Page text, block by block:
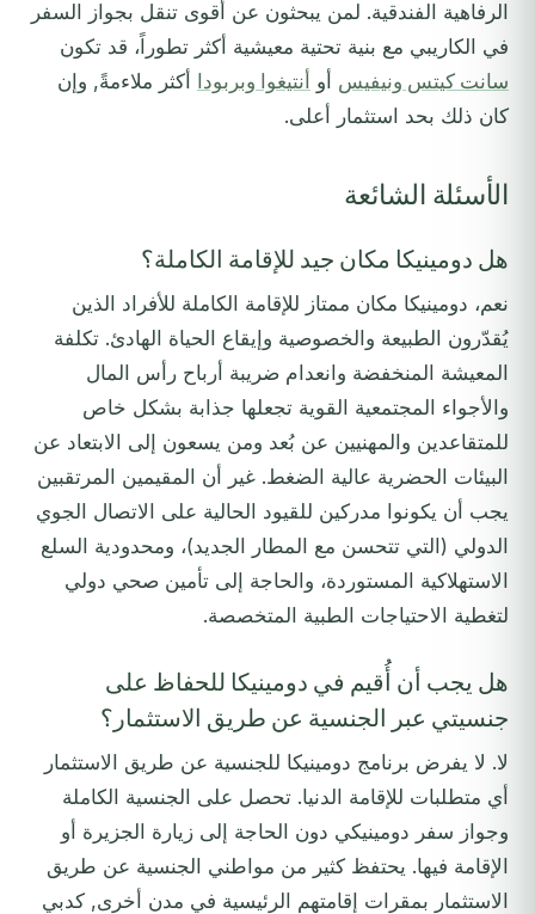
الرفاهية الفندقية. لمن يبحثون عن أقوى تنقل بجواز السفر
في الكاريبي مع بنية تحتية معيشية أكثر تطوراً، قد تكون
سانت كيتس ونيفيس أو أنتيغوا وبربودا
أكثر ملاءمةً, وإن
كان ذلك بحد استثمار أعلى.
الأسئلة الشائعة
هل دومينيكا مكان جيد للإقامة الكاملة؟
نعم، دومينيكا مكان ممتاز للإقامة الكاملة للأفراد الذين
يُقدّرون الطبيعة والخصوصية وإيقاع الحياة الهادئ. تكلفة
المعيشة المنخفضة وانعدام ضريبة أرباح رأس المال
والأجواء المجتمعية القوية تجعلها جذابة بشكل خاص
للمتقاعدين والمهنيين عن بُعد ومن يسعون إلى الابتعاد عن
البيئات الحضرية عالية الضغط. غير أن المقيمين المرتقبين
يجب أن يكونوا مدركين للقيود الحالية على الاتصال الجوي
الدولي (التي تتحسن مع المطار الجديد)، ومحدودية السلع
الاستهلاكية المستوردة، والحاجة إلى تأمين صحي دولي
لتغطية الاحتياجات الطبية المتخصصة.
هل يجب أن أُقيم في دومينيكا للحفاظ على
جنسيتي عبر الجنسية عن طريق الاستثمار؟
لا. لا يفرض برنامج دومينيكا للجنسية عن طريق الاستثمار
أي متطلبات للإقامة الدنيا. تحصل على الجنسية الكاملة
وجواز سفر دومينيكي دون الحاجة إلى زيارة الجزيرة أو
الإقامة فيها. يحتفظ كثير من مواطني الجنسية عن طريق
الاستثمار بمقرات إقامتهم الرئيسية في مدن أخرى, كدبي